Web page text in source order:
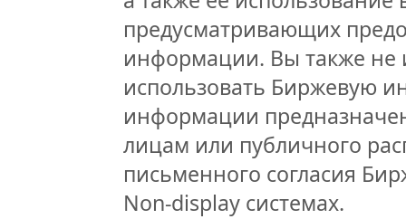
предусматривающих
информации. Вы также не
использовать Биржевую
информации
лицам или публичного
письменного согласия
Non-display системах.